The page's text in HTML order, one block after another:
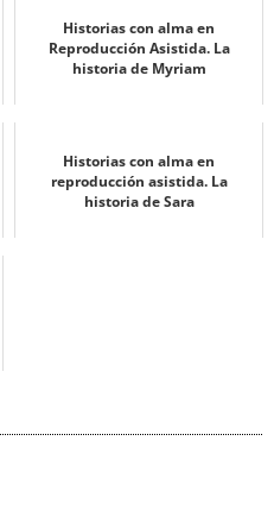
Historias con alma en
Reproducción Asistida. La
historia de Myriam
Historias con alma en
reproducción asistida. La
historia de Sara